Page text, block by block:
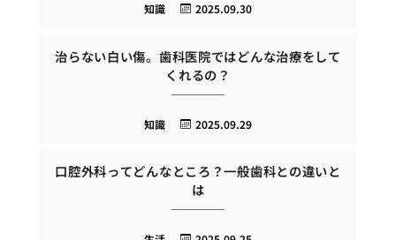
2025.09.30
知識
治らない白い傷。歯科医院ではどんな治療をして
くれるの？
2025.09.29
知識
口腔外科ってどんなところ？一般歯科との違いと
は